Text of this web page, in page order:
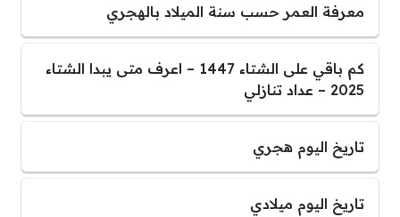
معرفة العمر حسب سنة الميلاد بالهجري
كم باقي على الشتاء 1447 – اعرف متى يبدا الشتاء
2025 – عداد تنازلي
تاريخ اليوم هجري
تاريخ اليوم ميلادي